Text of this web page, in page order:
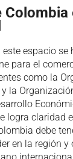
Colombia
este espacio se
para el
como la
la
logra claridad
debe
en la región y